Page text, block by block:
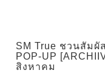
SM True ชวนสัมผั
POP-UP
สิงหาคม